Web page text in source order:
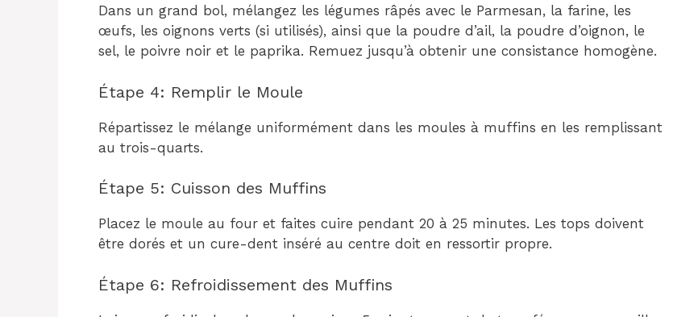
Dans un grand bol, mélangez les légumes râpés avec le Parmesan, la farine, les
œufs, les oignons verts (si utilisés), ainsi que la poudre d’ail, la poudre d’oignon, le
sel, le poivre noir et le paprika. Remuez jusqu’à obtenir une consistance homogène.
Étape 4: Remplir le Moule
Répartissez le mélange uniformément dans les moules à muffins en les remplissant
au trois-quarts.
Étape 5: Cuisson des Muffins
Placez le moule au four et faites cuire pendant 20 à 25 minutes. Les tops doivent
être dorés et un cure-dent inséré au centre doit en ressortir propre.
Étape 6: Refroidissement des Muffins